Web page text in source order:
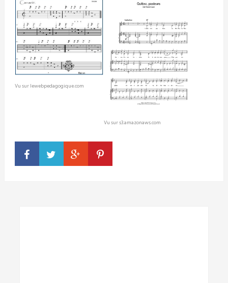
Vu sur lewebpedagogique.com
Vu sur s3.amazonaws.com